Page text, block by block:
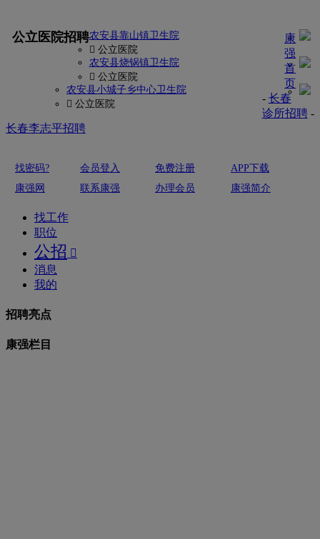
公立医院招聘农安县靠山镇卫生院
 公立医院
农安县烧锅镇卫生院
 公立医院
农安县小城子乡中心卫生院
 公立医院
康
强
首
页
- 长春
诊所招聘-
长春李志平招聘
找密码? 会员登入 免费注册
APP下载
康强网
联系康强 办理会员 康强简介
找工作
职位
公招 
消息
我的
招聘亮点
康强栏目